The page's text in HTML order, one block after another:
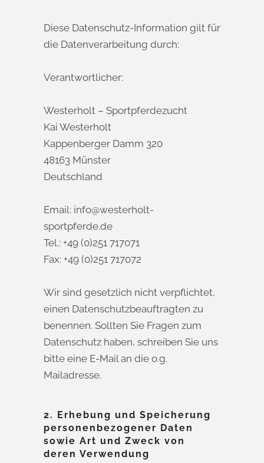
Diese Datenschutz-Information gilt für
die Datenverarbeitung durch:
Verantwortlicher:
Westerholt – Sportpferdezucht
Kai Westerholt
Kappenberger Damm 320
48163 Münster
Deutschland
Email: info@westerholt-
sportpferde.de
Tel.: +49 (0)251 717071
Fax: +49 (0)251 717072
Wir sind gesetzlich nicht verpflichtet,
einen Datenschutzbeauftragten zu
benennen. Sollten Sie Fragen zum
Datenschutz haben, schreiben Sie uns
bitte eine E-Mail an die o.g.
Mailadresse.
2. Erhebung und Speicherung
personenbezogener Daten
sowie Art und Zweck von
deren Verwendung